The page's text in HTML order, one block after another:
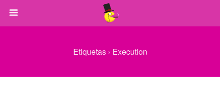
Etiquetas › Execution